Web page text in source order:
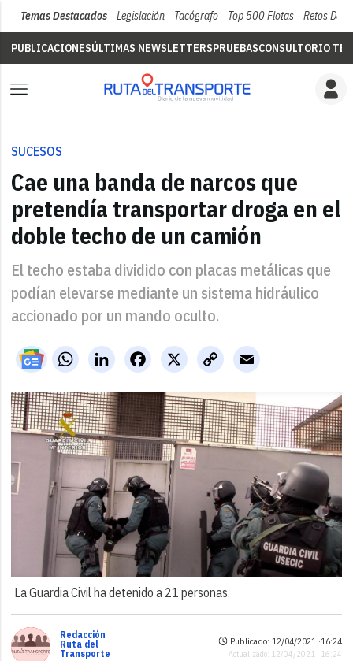
Temas Destacados Legislación Tacógrafo Top 500 Flotas Retos Del
PUBLICACIONESÚLTIMAS NEWSLETTERSPRUEBASCONSULTORIO
SUCESOS
Cae una banda de narcos que
pretendía transportar droga en el
doble techo de un camión
El techo estaba dividido con placas metálicas que
podían elevarse mediante un sistema hidráulico
accionado por un mando oculto.
WhatsAppLinkedIn X
Facebook
Copy
Link
Email
La Guardia Civil ha detenido a 21 personas.
Redacción
Ruta del
Transporte
Publicado: 12/04/2021 ·16:24
Actualizado: 12/04/2021 · 16:24